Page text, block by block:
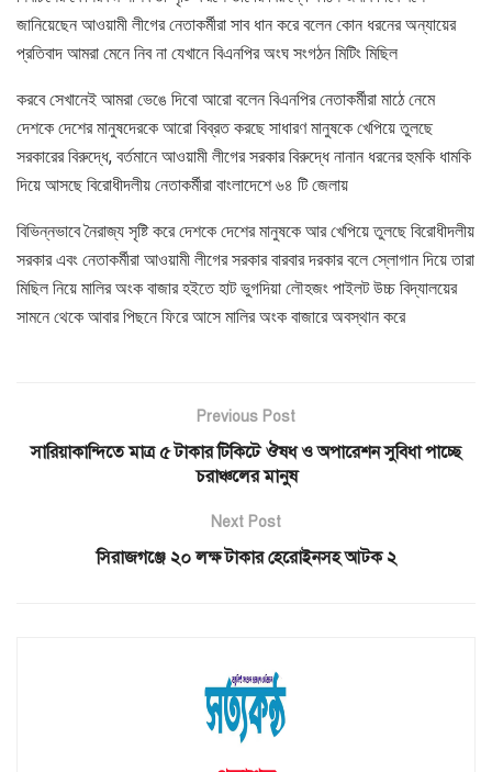
জানিয়েছেন আওয়ামী লীগের নেতাকর্মীরা সাব ধান করে বলেন কোন ধরনের অন্যায়ের
প্রতিবাদ আমরা মেনে নিব না যেখানে বিএনপির অংঘ সংগঠন মিটিং মিছিল
করবে সেখানেই আমরা ভেঙে দিবো আরো বলেন বিএনপির নেতাকর্মীরা মাঠে নেমে
দেশকে দেশের মানুষদেরকে আরো বিব্রত করছে সাধারণ মানুষকে খেপিয়ে তুলছে
সরকারের বিরুদ্ধে, বর্তমানে আওয়ামী লীগের সরকার বিরুদ্ধে নানান ধরনের হুমকি ধামকি
দিয়ে আসছে বিরোধীদলীয় নেতাকর্মীরা বাংলাদেশে ৬৪ টি জেলায়
বিভিন্নভাবে নৈরাজ্য সৃষ্টি করে দেশকে দেশের মানুষকে আর খেপিয়ে তুলছে বিরোধীদলীয়
সরকার এবং নেতাকর্মীরা আওয়ামী লীগের সরকার বারবার দরকার বলে স্লোগান দিয়ে তারা
মিছিল নিয়ে মালির অংক বাজার হইতে হাট ভুগদিয়া লৌহজং পাইলট উচ্চ বিদ্যালয়ের
সামনে থেকে আবার পিছনে ফিরে আসে মালির অংক বাজারে অবস্থান করে
Previous Post
সারিয়াকান্দিতে মাত্র ৫ টাকার টিকিটে ঔষধ ও অপারেশন সুবিধা পাচ্ছে
চরাঞ্চলের মানুষ
Next Post
সিরাজগঞ্জে ২০ লক্ষ টাকার হেরোইনসহ আটক ২